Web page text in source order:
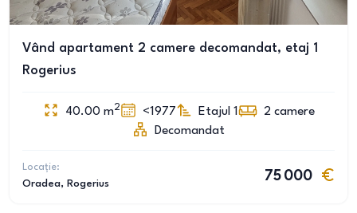
Vând apartament 2 camere decomandat, etaj 1
Rogerius
40.00 m2 <1977 Etajul 1 2 camere
Decomandat
Locație:
Oradea, Rogerius
75 000